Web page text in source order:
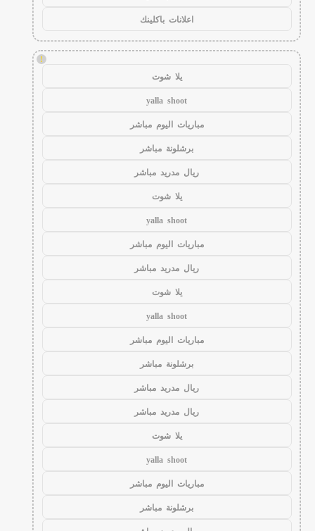
اعلانات باكلينك
!
يلا شوت
yalla shoot
مباريات اليوم مباشر
برشلونة مباشر
ريال مدريد مباشر
يلا شوت
yalla shoot
مباريات اليوم مباشر
ريال مدريد مباشر
يلا شوت
yalla shoot
مباريات اليوم مباشر
برشلونة مباشر
ريال مدريد مباشر
ريال مدريد مباشر
يلا شوت
yalla shoot
مباريات اليوم مباشر
برشلونة مباشر